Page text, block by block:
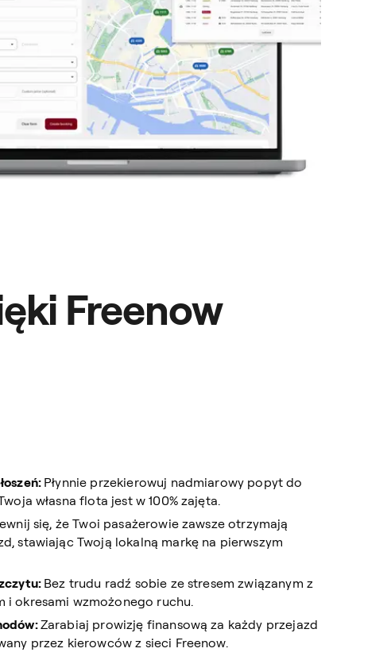
Freenow
Płynnie przekierowuj nadmiarowy popyt do
własna flota jest w 100% zajęta.
się, że Twoi pasażerowie zawsze otrzymają
stawiając Twoją lokalną markę na pierwszym
Bez trudu radź sobie ze stresem związanym z
i okresami wzmożonego ruchu.
Zarabiaj prowizję finansową za każdy przejazd
przez kierowców z sieci Freenow.